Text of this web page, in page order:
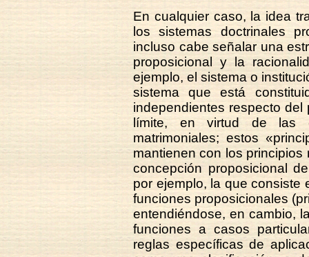
En cualquier caso, la idea
los sistemas doctrinales
incluso cabe señalar una
proposicional y la
ejemplo, el sistema o
sistema que está
independientes respecto
límite, en virtud de las
matrimoniales; estos
mantienen con los
concepción proposicional
por ejemplo, la que consiste
funciones proposicionales
entendiéndose, en cambio,
funciones a casos
reglas específicas de